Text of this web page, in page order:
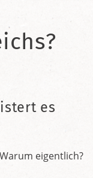
es
eigentlich?